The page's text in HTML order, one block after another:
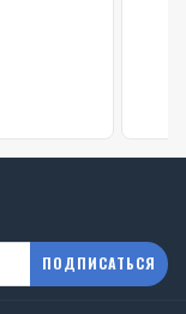
ПОДПИСАТЬСЯ